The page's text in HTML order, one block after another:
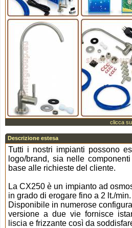
clicca
Descrizione estesa
Tutti i nostri impianti possono
logo/brand, sia nelle
base alle richieste del cliente.
La CX250 è un impianto ad
in grado di erogare fino a 2 lt./
Disponibile in numerose
versione a due vie fornisce
liscia e frizzante così da